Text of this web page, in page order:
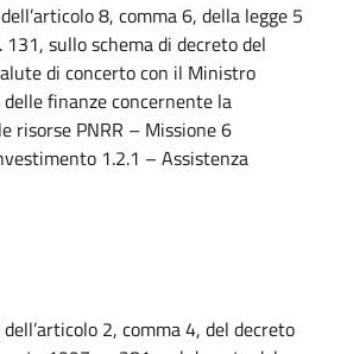
8, comma 6, della legge 5
sullo schema di decreto del
di concerto con il Ministro
delle finanze concernente la
risorse PNRR – Missione 6
1.2.1 – Assistenza
2, comma 4, del decreto